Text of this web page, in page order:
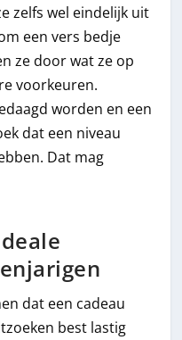
zelfs wel eindelijk uit
een vers bedje
ze door wat ze op
voorkeuren.
worden en een
dat een niveau
Dat mag
dat een cadeau
best lastig